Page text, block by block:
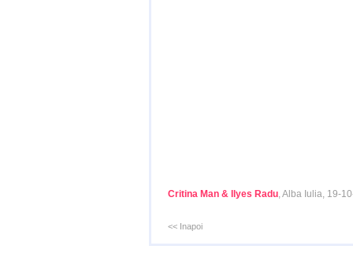
Critina Man & Ilyes Radu, Alba Iulia, 19-
<< Inapoi